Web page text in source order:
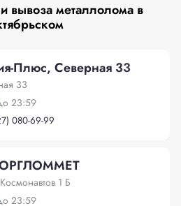
вывоза металлолома в
Плюс, Северная 33
33
23:59
080-69-99
1 Б
23:59